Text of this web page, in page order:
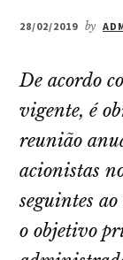
28/02/2019 by
De acordo
vigente, é
reunião
acionistas
seguintes
o objetivo